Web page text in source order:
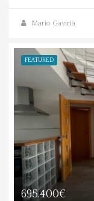
Mario Gaviria
FEATURED
695.400€